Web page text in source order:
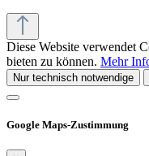
Diese Website verwendet
bieten zu können. Mehr
Nur technisch notwendige
Google Maps-Zustimmung